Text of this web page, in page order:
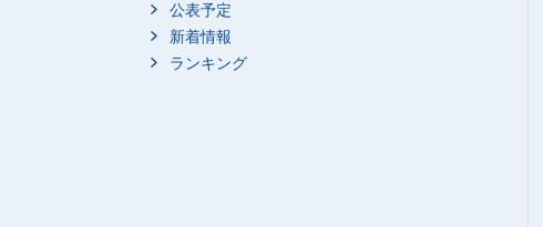
2022年7～9月期
公表予定
新着情報
ランキング